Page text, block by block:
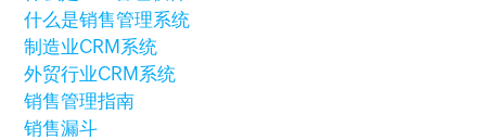
什么是销售管理系统
制造业CRM系统
外贸行业CRM系统
销售管理指南
销售漏斗